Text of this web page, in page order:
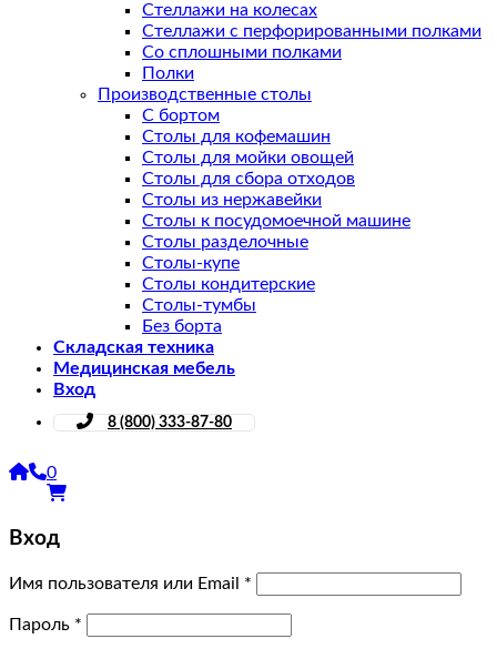
Стеллажи на колесах
Стеллажи с перфорированными полками
Со сплошными полками
Полки
Производственные столы
С бортом
Столы для кофемашин
Столы для мойки овощей
Столы для сбора отходов
Столы из нержавейки
Столы к посудомоечной машине
Столы разделочные
Столы-купе
Столы кондитерские
Столы-тумбы
Без борта
Складская техника
Медицинская мебель
Вход
8 (800) 333-87-80
0
Вход
Имя пользователя или Email *
Пароль *